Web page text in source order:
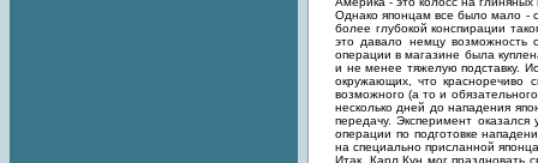
Однако японцам все было мало -
более глубокой конспирации
это давало немцу возможность
операции в магазине была
и не менее тяжелую подставку.
окружающих, что красноречиво
возможного (а то и
несколько дней до нападения
передачу. Эксперимент
операции по подготовке
на специально присланной
Итак, Карл Кун мог праздновать